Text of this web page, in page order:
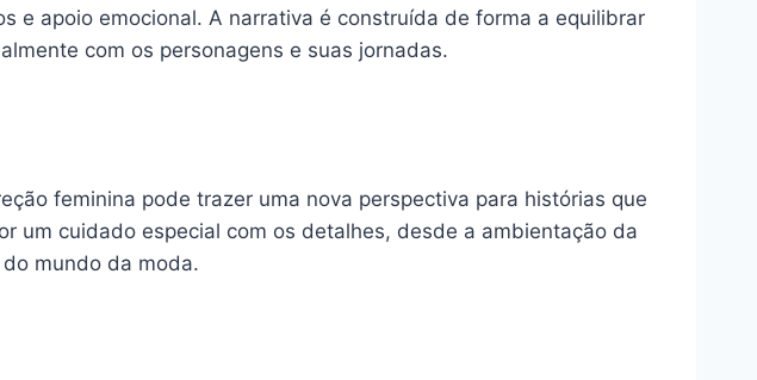
e apoio emocional. A narrativa é construída de forma a equilibrar
com os personagens e suas jornadas.
feminina pode trazer uma nova perspectiva para histórias que
um cuidado especial com os detalhes, desde a ambientação da
mundo da moda.